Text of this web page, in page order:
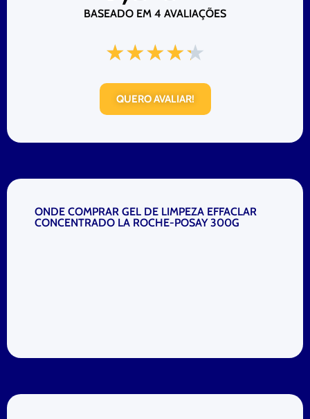
BASEADO EM 4 AVALIAÇÕES
★★★★★
QUERO AVALIAR!
ONDE COMPRAR GEL DE LIMPEZA EFFACLAR
CONCENTRADO LA ROCHE-POSAY 300G